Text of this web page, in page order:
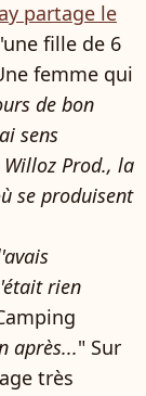
partage le
fille de 6
femme qui
de bon
sens
Prod., la
se produisent
rien
après..." Sur
très